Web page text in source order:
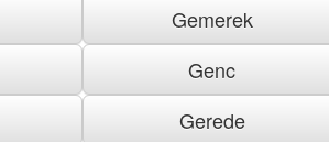
Gemerek
Genc
Gerede